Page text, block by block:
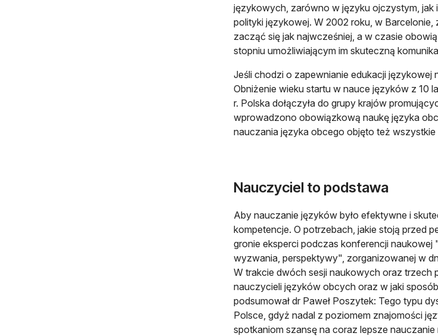
językowych, zarówno w języku ojczystym, jak
polityki językowej. W 2002 roku, w
zacząć się jak najwcześniej, a w czasie
stopniu umożliwiającym im skuteczną
Jeśli chodzi o zapewnianie edukacji
Obniżenie wieku startu w nauce języków z 10
r. Polska dołączyła do grupy krajów
wprowadzono obowiązkową naukę języka
nauczania języka obcego objęto też wszystkie
Nauczyciel to podstawa
Aby nauczanie języków było efektywne i
kompetencje. O potrzebach, jakie stoją przed
gronie eksperci podczas konferencji
wyzwania, perspektywy", zorganizowanej w
W trakcie dwóch sesji naukowych oraz
nauczycieli języków obcych oraz w jaki
podsumował dr Paweł Poszytek: Tego typu
Polsce, gdyż nadal z poziomem znajomości
spotkaniom szansę na coraz lepsze